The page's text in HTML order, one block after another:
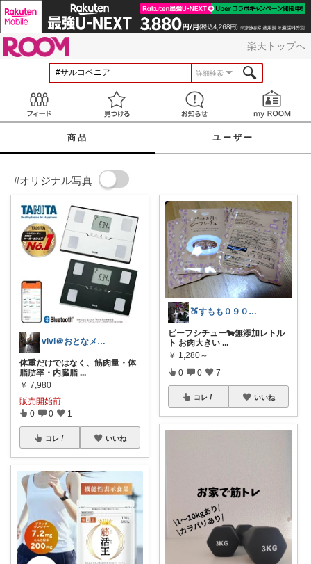
楽天トップへ
詳細検索
見つける お知らせ
商品 ユーザー
#オリジナル写真
vivi＠おとなメンズ館
体重だけではなく、筋肉量・体
脂肪率・内臓脂 ...
￥ 7,980
販売開始前
0 0 1
コレ いいね
🍑すもも０９０２🍑
ビーフシチュー🐄無添加レトル
ト お肉大きい ...
￥ 1,280～
0 0 7
コレ いいね